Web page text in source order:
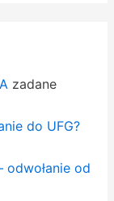
zadane
do UFG?
odwołanie od